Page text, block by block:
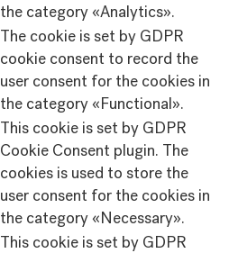
the category «Analytics».
The cookie is set by GDPR
cookie consent to record the
user consent for the cookies in
the category «Functional».
This cookie is set by GDPR
Cookie Consent plugin. The
cookies is used to store the
user consent for the cookies in
the category «Necessary».
This cookie is set by GDPR